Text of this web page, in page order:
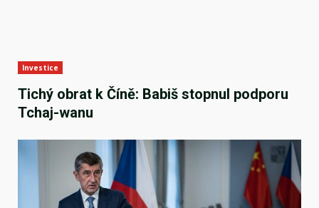
Investice
Tichý obrat k Číně: Babiš stopnul podporu
Tchaj-wanu